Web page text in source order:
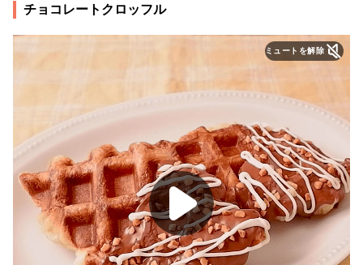
チョコレートクロッフル
ミュートを解除